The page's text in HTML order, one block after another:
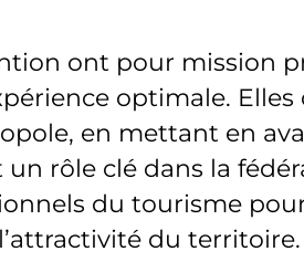
ont pour mission
optimale.
en mettant en
rôle clé dans la
du tourisme
du territoire.